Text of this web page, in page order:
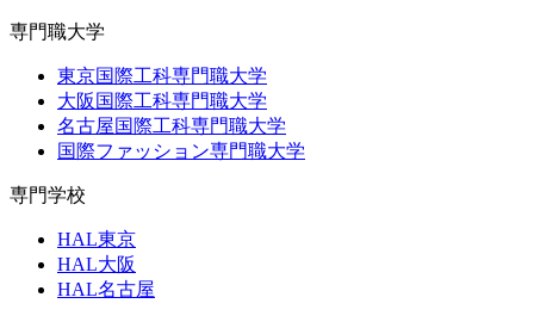
専門職大学
東京国際工科専門職大学
大阪国際工科専門職大学
名古屋国際工科専門職大学
国際ファッション専門職大学
専門学校
HAL東京
HAL大阪
HAL名古屋